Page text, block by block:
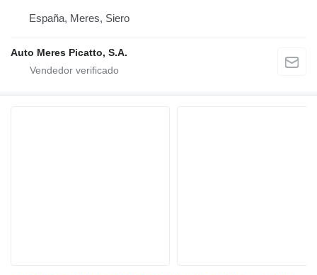
España, Meres, Siero
Auto Meres Picatto, S.A.